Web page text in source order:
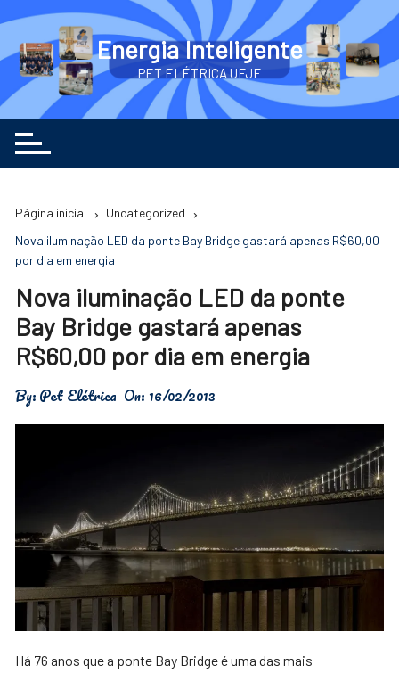
o
conteúdo
Energia Inteligente
PET ELÉTRICA UFJF
Página inicial
Uncategorized
Nova iluminação LED da ponte Bay Bridge gastará apenas R$60,00
por dia em energia
Nova iluminação LED da ponte
Bay Bridge gastará apenas
R$60,00 por dia em energia
By:Pet Elétrica On: 16/02/2013
Há 76 anos que a ponte Bay Bridge é uma das mais